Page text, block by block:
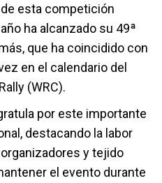
esta competición
ha alcanzado su 49ª
que ha coincidido con
en el calendario del
(WRC).
por este importante
destacando la labor
y tejido
el evento durante